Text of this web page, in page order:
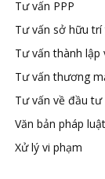
Tư vấn PPP
Tư vấn sở hữu trí
Tư vấn thành lập
Tư vấn thương
Tư vấn về đầu
Văn bản pháp luật
Xử lý vi phạm